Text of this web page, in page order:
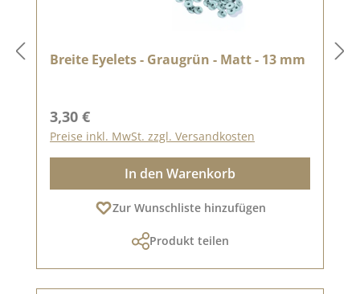
Breite Eyelets - Graugrün - Matt - 13 mm
Regulärer Preis:
3,30 €
Preise inkl. MwSt. zzgl. Versandkosten
In den Warenkorb
Zur Wunschliste hinzufügen
Produkt teilen